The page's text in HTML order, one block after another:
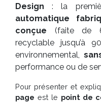
Design : la
automatique
conçue (faite de
recyclable jusqu’à
environnemental,
performance ou de
Pour présenter et
page est le point de